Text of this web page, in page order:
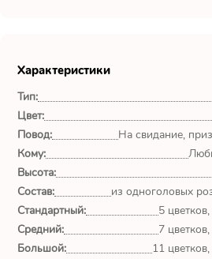
обл.
Спасибо сервису Flor-
world.ru, очень рада что
выбрала Вас. Букет
изумительный!
Тымовское,
Характеристики
Тип:
Цвет:
Повод:
На свидание,
Кому:
Высота:
Состав:
из одноголовых
Стандартный:
5
Средний:
7
Большой:
11